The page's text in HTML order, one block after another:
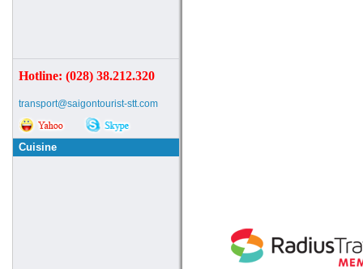
Hotline: (028) 38.212.320
transport@saigontourist-stt.com
Cuisine